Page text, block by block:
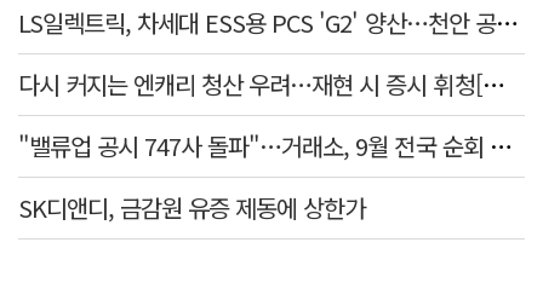
LS일렉트릭, 차세대 ESS용 PCS 'G2' 양산…천안 공장서 출하
다시 커지는 엔캐리 청산 우려…재현 시 증시 휘청[매일뭐니머니]
"밸류업 공시 747사 돌파"…거래소, 9월 전국 순회 설명회 연다
SK디앤디, 금감원 유증 제동에 상한가